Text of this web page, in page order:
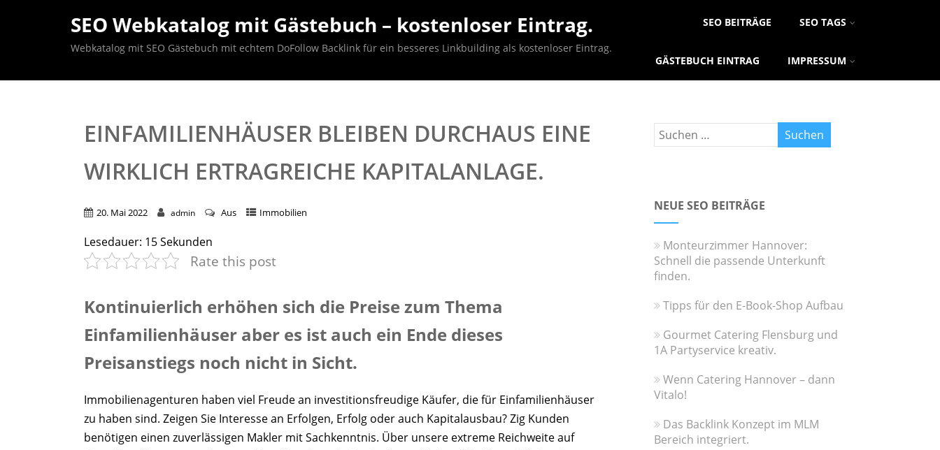
SEO Webkatalog mit Gästebuch – kostenloser Eintrag.
Webkatalog mit SEO Gästebuch mit echtem DoFollow Backlink für ein besseres Linkbuilding als kostenloser Eintrag.
SEO BEITRÄGE SEO TAGS
GÄSTEBUCH EINTRAG IMPRESSUM
EINFAMILIENHÄUSER BLEIBEN DURCHAUS EINE
WIRKLICH ERTRAGREICHE KAPITALANLAGE.
20. Mai 2022 admin Aus Immobilien
Lesedauer: 15Sekunden
Rate this post
Kontinuierlich erhöhen sich die Preise zum Thema
Einfamilienhäuser aber es ist auch ein Ende dieses
Preisanstiegs noch nicht in Sicht.
Immobilienagenturen haben viel Freude an investitionsfreudige Käufer, die für Einfamilienhäuser
zu haben sind. Zeigen Sie Interesse an Erfolgen, Erfolg oder auch Kapitalausbau? Zig Kunden
benötigen einen zuverlässigen Makler mit Sachkenntnis. Über unsere extreme Reichweite auf
NEUE SEO BEITRÄGE
Monteurzimmer Hannover:
Schnell die passende Unterkunft
finden.
Tipps für den E-Book-Shop Aufbau
Gourmet Catering Flensburg und
1A Partyservice kreativ.
Wenn Catering Hannover – dann
Vitalo!
Das Backlink Konzept im MLM
Bereich integriert.